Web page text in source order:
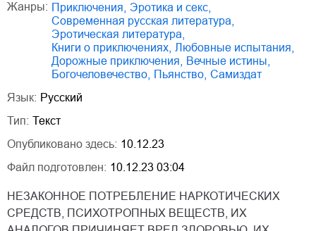
Жанры:
приключения эротика и секс
современная русская литература
эротическая литература
книги о приключениях
любовные испытания
дорожные приключения
вечные истины
богочеловечество
пьянство
Самиздат
Язык: Русский
Тип: Текст
Опубликовано здесь: 10.12.23
Файл подготовлен: 10.12.23 03:04
НЕЗАКОННОЕ ПОТРЕБЛЕНИЕ НАРКОТИЧЕСКИХ
СРЕДСТВ, ПСИХОТРОПНЫХ ВЕЩЕСТВ, ИХ